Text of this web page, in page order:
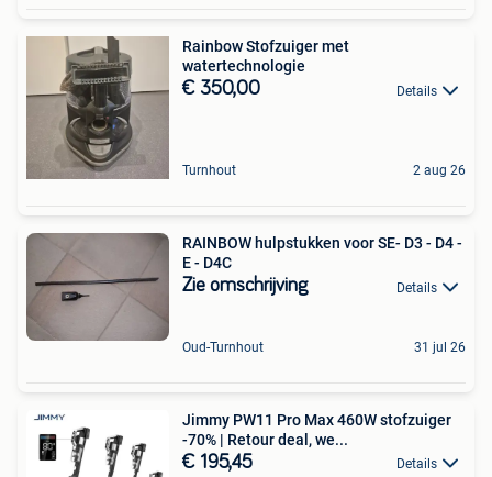
Rainbow Stofzuiger met
watertechnologie
€ 350,00 Details
Turnhout 2 aug 26
RAINBOW hulpstukken voor SE- D3 - D4 -
E - D4C
Zie omschrijving Details
Oud-Turnhout 31 jul 26
Jimmy PW11 Pro Max 460W stofzuiger
-70% | Retour deal, we...
€ 195,45 Details